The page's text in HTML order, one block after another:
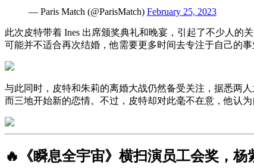
— Paris Match (@ParisMatch) February 25, 2023
此次皮特带着 Ines 出席颁奖典礼和晚宴，引起了不少人的
可能并不适合再次结婚，他需要更多时间去专注于自己的事
与此同时，皮特和朱莉的离婚大战仍然备受关注，据悉两
而三地开始新的恋情。不过，皮特却对此毫不在意，他认
🔥《瞬息全宇宙》横扫演员工会奖，